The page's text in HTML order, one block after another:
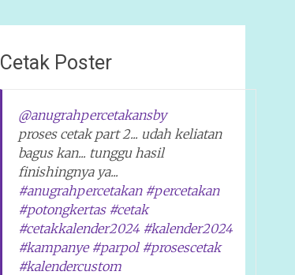
Cetak Poster
@anugrahpercetakansby
proses cetak part 2... udah keliatan
bagus kan... tunggu hasil
finishingnya ya...
#anugrahpercetakan #percetakan
#potongkertas #cetak
#cetakkalender2024 #kalender2024
#kampanye #parpol #prosescetak
#kalendercustom